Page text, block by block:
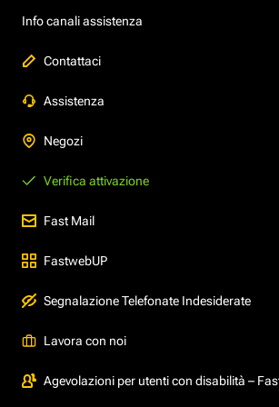
Info canali assistenza
Contattaci
Assistenza
Negozi
Verifica attivazione
Fast Mail
FastwebUP
Segnalazione Telefonate Indesiderate
Lavora con noi
Agevolazioni per utenti con disabilità –